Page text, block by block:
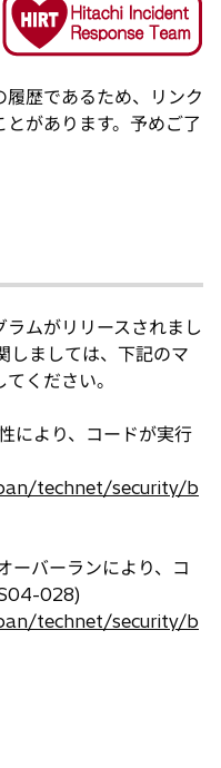
歴であるため、リンク
があります。予めご了
ムがリリースされまし
しましては、下記のマ
ください。
により、コードが実行
technet/security/b
バーランにより、コ
028)
technet/security/b